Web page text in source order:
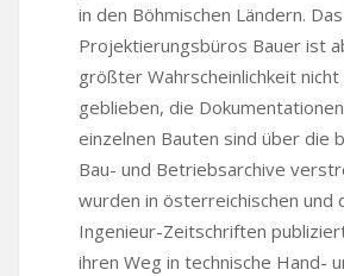
in den Böhmischen Ländern.
Projektierungsbüros Bauer ist
größter Wahrscheinlichkeit
geblieben, die
einzelnen Bauten sind über die
Bau- und Betriebsarchive
wurden in österreichischen und
Ingenieur-Zeitschriften
ihren Weg in technische Hand-